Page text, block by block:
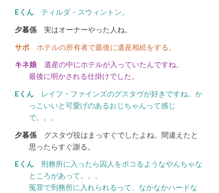
ティルダ・スウィントン。
実はオーナーやった人ね。
ホテルの所有者で最後に遺産相続をする。
遺産の中にホテルが入っていたんですね。
最後に明かされる仕掛けでした。
レイフ・ファインズのグスタヴが好きですね。か
っこいいと可愛げのあるおじちゃんって感じ
で。。。
グスタヴ役はまっすぐでしたよね。間違えたと
思ったらすぐ謝る。
刑務所に入ったら囚人をボコるようなやんちゃな
ところがあって。。。
冤罪で刑務所に入れられるって、なかなかハードな